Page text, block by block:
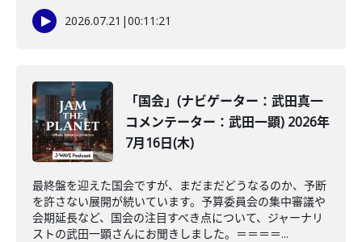
2026.07.21 |00:11:21
「国会」(ナビゲーター：武田真一
コメンテーター：武田一顕) 2026年
7月16日(木)
最終盤を迎えた国会ですが、まだまだどうなるのか、予断
を許さない展開が続いています。予算委員会の集中審議や
会期延長など、国会の注目すべき点について、ジャーナリ
ストの武田一顕さんにお聞きしました。＝＝＝＝...